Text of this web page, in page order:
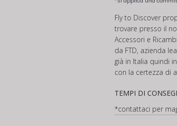
Fly to Discover
trovare presso il
Accessori e
da FTD, azienda
già in Italia quindi
con la certezza di
TEMPI DI
*contattaci per